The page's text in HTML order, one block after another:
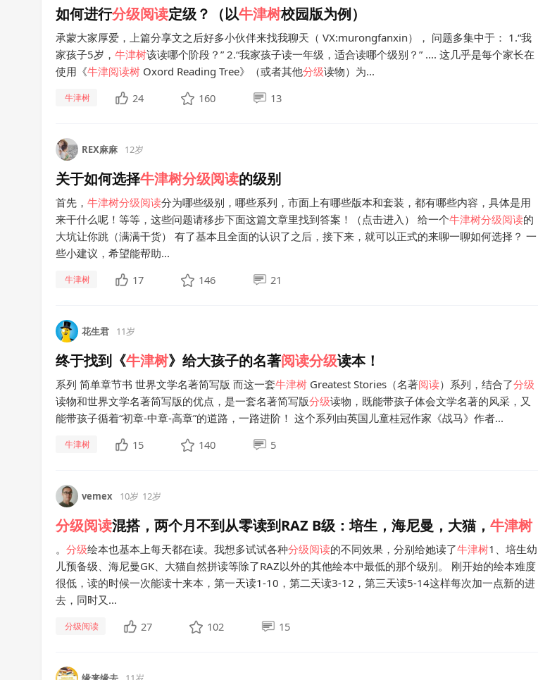
如何进行分级阅读定级？（以牛津树校园版为例）
承蒙大家厚爱，上篇分享文之后好多小伙伴来找我聊天（ VX:murongfanxin）， 问题多集中于： 1.“我
家孩子5岁， 牛津树该读哪个阶段？” 2.“我家孩子读一年级，适合读哪个级别？” .... 这几乎是每个家长在
使用《牛津阅读树 Oxord Reading Tree》（或者其他分级读物）为...
牛津树 24 160 13
REX麻麻 12岁
关于如何选择牛津树分级阅读的级别
首先， 牛津树分级阅读分为哪些级别，哪些系列，市面上有哪些版本和套装，都有哪些内容，具体是用
来干什么呢！等等，这些问题请移步下面这篇文章里找到答案！（点击进入） 给一个牛津树分级阅读的
大坑让你跳（满满干货） 有了基本且全面的认识了之后，接下来，就可以正式的来聊一聊如何选择？ 一
些小建议，希望能帮助...
牛津树 17 146 21
花生君 11岁
终于找到《牛津树》给大孩子的名著阅读分级读本！
系列 简单章节书 世界文学名著简写版 而这一套牛津树 Greatest Stories（名著阅读）系列，结合了分级
读物和世界文学名著简写版的优点，是一套名著简写版分级读物，既能带孩子体会文学名著的风采，又
能带孩子循着“初章-中章-高章”的道路，一路进阶！ 这个系列由英国儿童桂冠作家《战马》作者...
牛津树 15 140 5
vemex 10岁 12岁
分级阅读混搭，两个月不到从零读到RAZ B级：培生，海尼曼，大猫， 牛津树
。 分级绘本也基本上每天都在读。我想多试试各种分级阅读的不同效果，分别给她读了牛津树1、培生幼
儿预备级、海尼曼GK、大猫自然拼读等除了RAZ以外的其他绘本中最低的那个级别。 刚开始的绘本难度
很低，读的时候一次能读十来本，第一天读1-10，第二天读3-12，第三天读5-14这样每次加一点新的进
去，同时又...
分级阅读 27 102 15